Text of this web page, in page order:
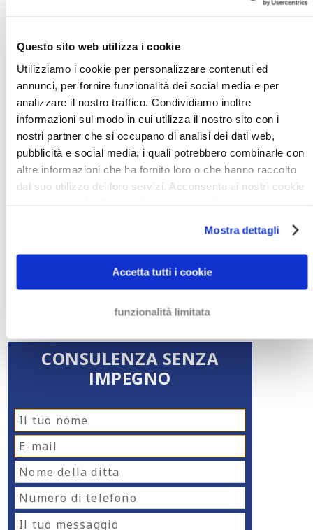
Questo sito web utilizza i cookie
Utilizziamo i cookie per personalizzare contenuti ed
annunci, per fornire funzionalità dei social media e per
analizzare il nostro traffico. Condividiamo inoltre
informazioni sul modo in cui utilizza il nostro sito con i
nostri partner che si occupano di analisi dei dati web,
pubblicità e social media, i quali potrebbero combinarle con
altre informazioni che ha fornito loro o che hanno raccolto
dal suo utilizzo dei loro servizi. Acconsenta ai nostri cookie
Mostra dettagli
Accetta tutti i cookie
funzionalità limitata
AVVOCATI DI RECUPERO
CREDITI
In quanto avvocati, svolgiamo la nostra professione in
modo corretto e ci assicuriamo che non ci siano attività
illecite durante la riscossione di un credito. L’elenco
riportato sopra, per quanto riassuntivo, si riferisce a
per recuperare il vostro denaro. Inoltre, i nostri valori si
CONSULENZA SENZA
IMPEGNO